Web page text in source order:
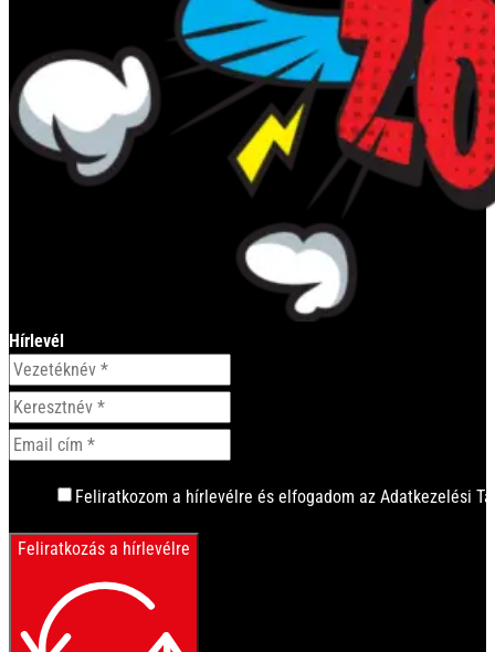
Hírlevél
Feliratkozom a hírlevélre és elfogadom az Adatkezelési
Feliratkozás a hírlevélre